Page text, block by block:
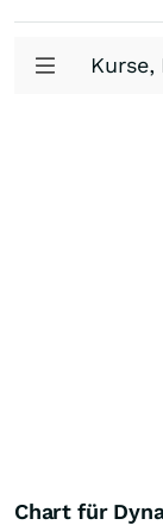
Kurse,
Chart für